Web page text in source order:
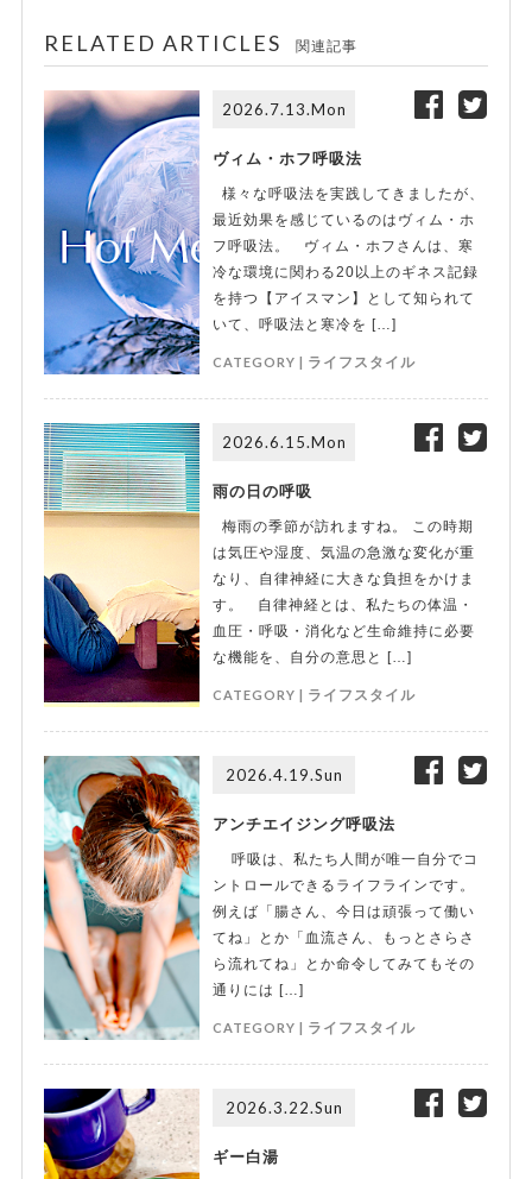
RELATED ARTICLES 関連記事
2026.7.13.Mon
ヴィム・ホフ呼吸法
様々な呼吸法を実践してきましたが、
最近効果を感じているのはヴィム・ホ
フ呼吸法。 ヴィム・ホフさんは、寒
冷な環境に関わる20以上のギネス記録
を持つ【アイスマン】として知られて
いて、呼吸法と寒冷を […]
CATEGORY | ライフスタイル
2026.6.15.Mon
雨の日の呼吸
梅雨の季節が訪れますね。 この時期
は気圧や湿度、気温の急激な変化が重
なり、自律神経に大きな負担をかけま
す。 自律神経とは、私たちの体温・
血圧・呼吸・消化など生命維持に必要
な機能を、自分の意思と […]
CATEGORY | ライフスタイル
2026.4.19.Sun
アンチエイジング呼吸法
呼吸は、私たち人間が唯一自分でコ
ントロールできるライフラインです。
例えば「腸さん、今日は頑張って働い
てね」とか「血流さん、もっとさらさ
ら流れてね」とか命令してみてもその
通りには […]
CATEGORY | ライフスタイル
2026.3.22.Sun
ギー白湯